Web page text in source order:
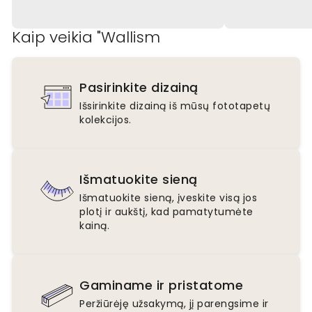
Kaip veikia "Wallism
Pasirinkite dizainą
Išsirinkite dizainą iš mūsų fototapetų
kolekcijos.
Išmatuokite sieną
Išmatuokite sieną, įveskite visą jos
plotį ir aukštį, kad pamatytumėte
kainą.
Gaminame ir pristatome
Peržiūrėję užsakymą, jį parengsime ir